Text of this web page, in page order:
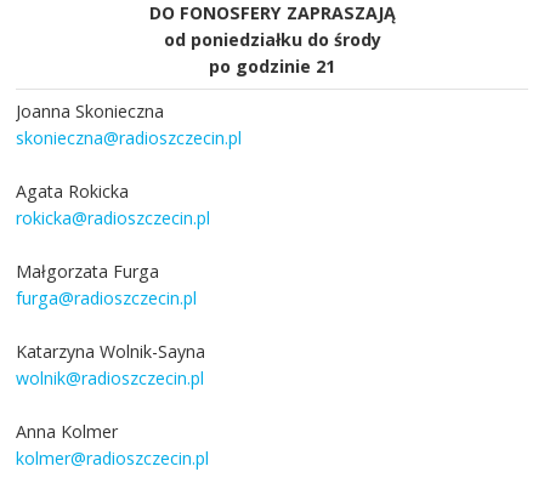
DO FONOSFERY ZAPRASZAJĄ
od poniedziałku do środy
po godzinie 21
Joanna Skonieczna
skonieczna@radioszczecin.pl
Agata Rokicka
rokicka@radioszczecin.pl
Małgorzata Furga
furga@radioszczecin.pl
Katarzyna Wolnik-Sayna
wolnik@radioszczecin.pl
Anna Kolmer
kolmer@radioszczecin.pl